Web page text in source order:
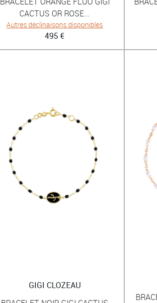
CACTUS OR ROSE...
Autres déclinaisons disponibles
495 €
GIGI CLOZEAU